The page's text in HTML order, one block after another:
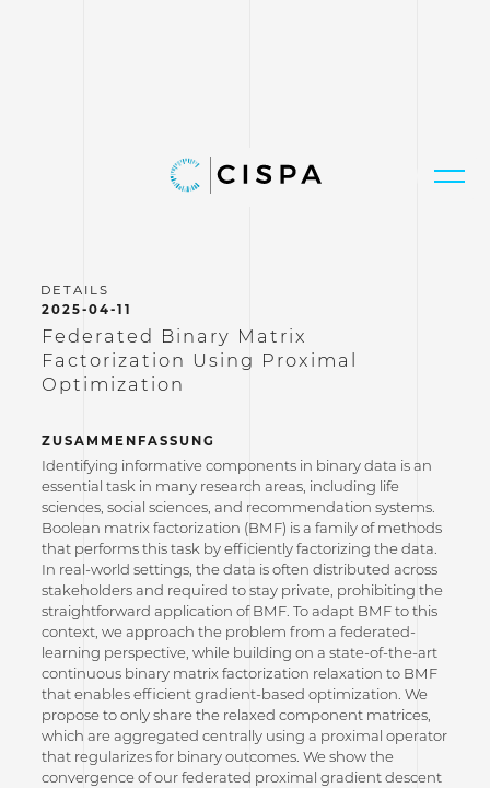
2025-04-11
Federated Binary Matrix
Factorization Using Proximal
Optimization
ZUSAMMENFASSUNG
Identifying informative components in binary data is an
essential task in many research areas, including life
sciences, social sciences, and recommendation systems.
Boolean matrix factorization (BMF) is a family of methods
that performs this task by efficiently factorizing the data.
In real-world settings, the data is often distributed across
stakeholders and required to stay private, prohibiting the
straightforward application of BMF. To adapt BMF to this
context, we approach the problem from a federated-
learning perspective, while building on a state-of-the-art
continuous binary matrix factorization relaxation to BMF
that enables efficient gradient-based optimization. We
propose to only share the relaxed component matrices,
which are aggregated centrally using a proximal operator
that regularizes for binary outcomes. We show the
convergence of our federated proximal gradient descent